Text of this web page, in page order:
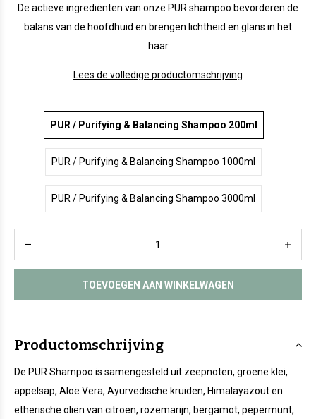
De actieve ingrediënten van onze PUR shampoo bevorderen de
balans van de hoofdhuid en brengen lichtheid en glans in het
haar
Lees de volledige productomschrijving
PUR / Purifying & Balancing Shampoo 200ml
PUR / Purifying & Balancing Shampoo 1000ml
PUR / Purifying & Balancing Shampoo 3000ml
TOEVOEGEN AAN WINKELWAGEN
Productomschrijving
De PUR Shampoo is samengesteld uit zeepnoten, groene klei,
appelsap, Aloë Vera, Ayurvedische kruiden, Himalayazout en
etherische oliën van citroen, rozemarijn, bergamot, pepermunt,